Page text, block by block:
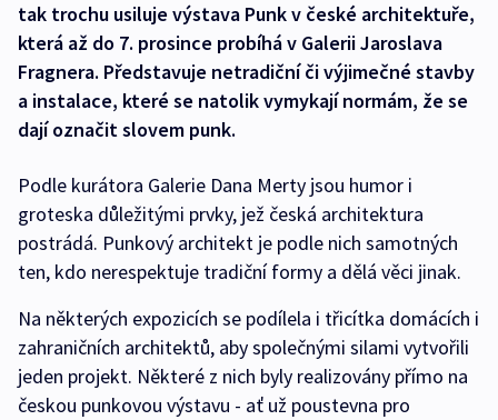
tak trochu usiluje výstava Punk v české architektuře,
která až do 7. prosince probíhá v Galerii Jaroslava
Fragnera. Představuje netradiční či výjimečné stavby
a instalace, které se natolik vymykají normám, že se
dají označit slovem punk.
Podle kurátora Galerie Dana Merty jsou humor i
groteska důležitými prvky, jež česká architektura
postrádá. Punkový architekt je podle nich samotných
ten, kdo nerespektuje tradiční formy a dělá věci jinak.
Na některých expozicích se podílela i třicítka domácích i
zahraničních architektů, aby společnými silami vytvořili
jeden projekt. Některé z nich byly realizovány přímo na
českou punkovou výstavu - ať už poustevna pro